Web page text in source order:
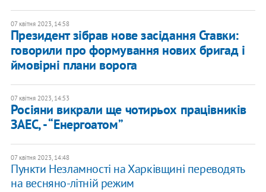
07 квітня 2023, 14:58
Президент зібрав нове засідання Ставки:
говорили про формування нових бригад і
ймовірні плани ворога
07 квітня 2023, 14:53
Росіяни викрали ще чотирьох працівників
ЗАЕС, - “Енергоатом”
07 квітня 2023, 14:48
Пункти Незламності на Харківщині переводять
на весняно-літній режим